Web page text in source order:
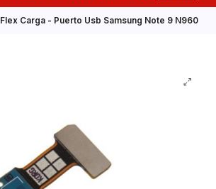
Flex Carga - Puerto Usb Samsung Note 9 N960